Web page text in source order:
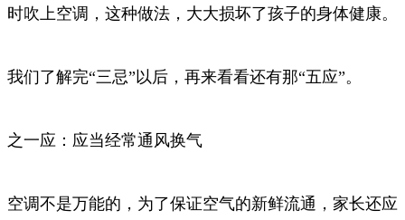
时吹上空调，这种做法，大大损坏了孩子的身体健康。
我们了解完“三忌”以后，再来看看还有那“五应”。
之一应：应当经常通风换气
空调不是万能的，为了保证空气的新鲜流通，家长还应